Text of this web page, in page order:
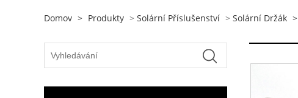
Domov > Produkty > Solární Příslušenství > Solární Držák >